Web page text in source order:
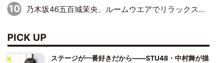
乃木坂46五百城茉央、ルームウエアでリラックス「今回のグラビアを見て成長を感じていただけるとうれしい」
PICK UP
ステージが一番好きだから――STU48・中村舞が描